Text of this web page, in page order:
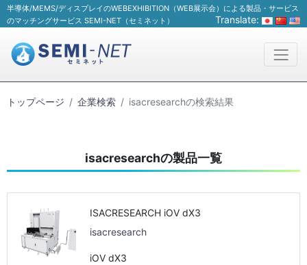
半導体/MEMS/ディスプレイのWEBEXHIBITION（WEB展示会）による製品・サービス
のマッチングサービス SEMI-NET（セミネット）
Translate:
トップページ 企業検索 isacresearchの検索結果
isacresearchの製品一覧
ISACRESEARCH iOV dX3
isacresearch
iOV dX3